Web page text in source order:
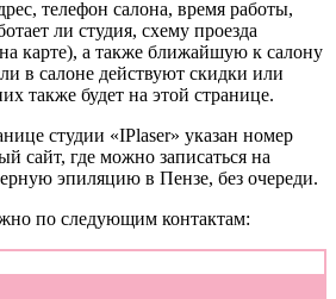
телефон салона, время работы,
ли студия, схему проезда
карте), а также ближайшую к салону
в салоне действуют скидки или
также будет на этой странице.
студии «IPlaser» указан номер
сайт, где можно записаться на
эпиляцию в Пензе, без очереди.
по следующим контактам: